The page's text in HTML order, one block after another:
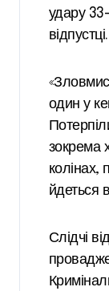
удару
відпустці.
один у
зокрема
колінах,
йдеться
Слідчі